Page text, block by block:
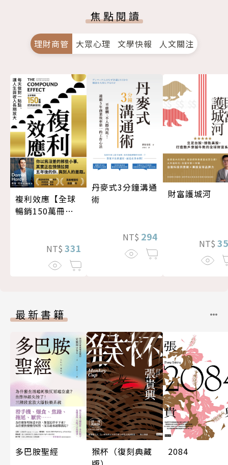
焦點閱讀
理財商管 大眾心理 文學快報 人文關注
複利效應【全球
暢銷150萬冊・
NT$ 331
丹麥式3分鐘溝通
術
NT$ 294
財富護城河
NT$
最新書籍
多巴胺聖經
猴杯（復刻典藏
2084